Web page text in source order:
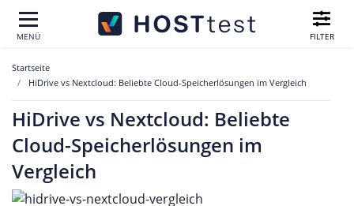
MENÜ FILTER
Startseite
HiDrive vs Nextcloud: Beliebte Cloud-Speicherlösungen im Vergleich
HiDrive vs Nextcloud: Beliebte
Cloud-Speicherlösungen im
Vergleich